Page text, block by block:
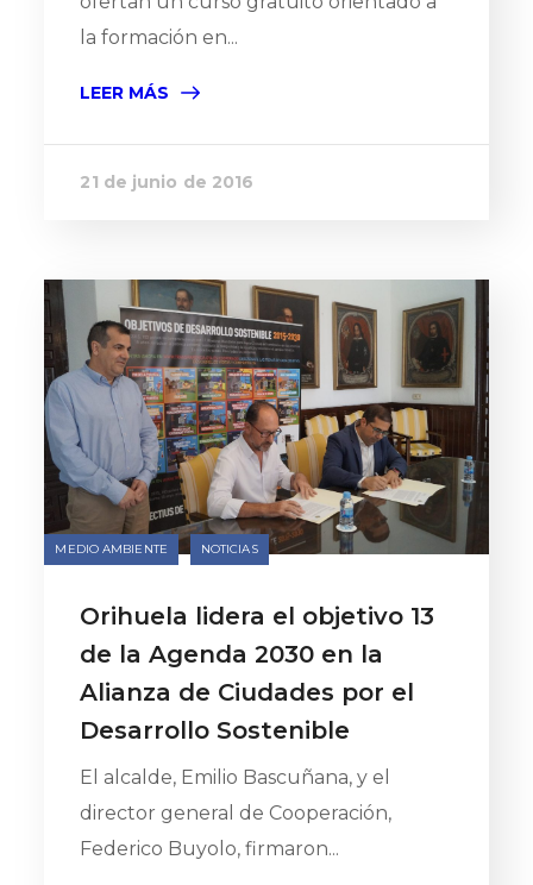
la formación en...
LEER MÁS
21 de junio de 2016
MEDIO AMBIENTE NOTICIAS
Orihuela lidera el objetivo 13
de la Agenda 2030 en la
Alianza de Ciudades por el
Desarrollo Sostenible
El alcalde, Emilio Bascuñana, y el
director general de Cooperación,
Federico Buyolo, firmaron...